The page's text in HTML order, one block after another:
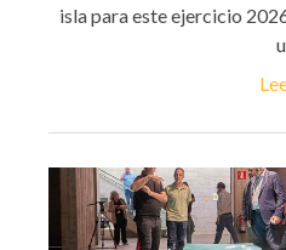
isla para este ejercicio